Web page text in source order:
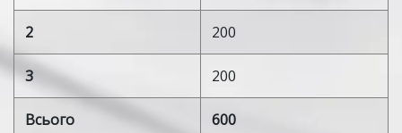
2 200
3 200
Всього 600